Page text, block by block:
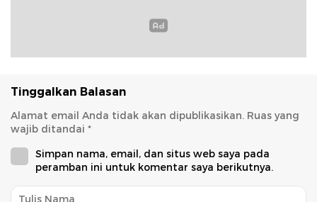
Tinggalkan Balasan
Alamat email Anda tidak akan dipublikasikan. Ruas yang
wajib ditandai *
Simpan nama, email, dan situs web saya pada
peramban ini untuk komentar saya berikutnya.